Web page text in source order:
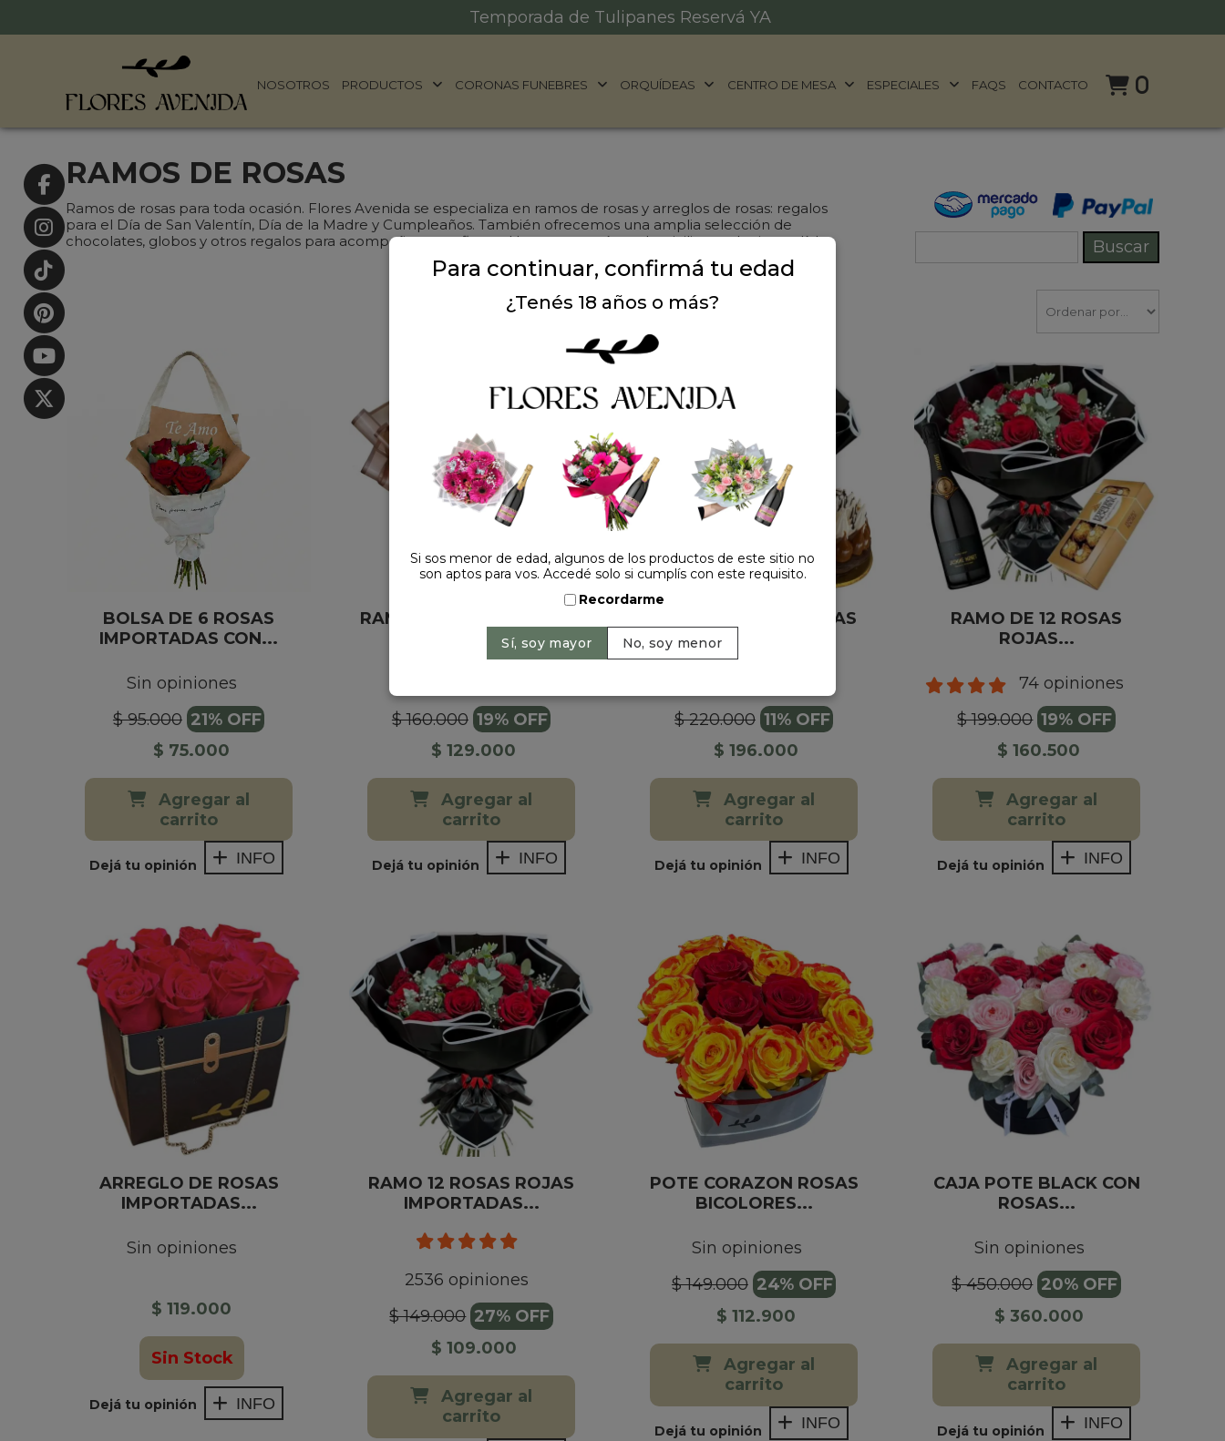
Temporada de Tulipanes Reservá YA
NOSOTROS PRODUCTOS CORONAS FUNEBRES ORQUÍDEAS CENTRO DE MESA ESPECIALES FAQS CONTACTO 0
RAMOS DE ROSAS
Ramos de rosas para toda ocasión. Flores Avenida se especializa en ramos de rosas y arreglos de rosas: regalos
para el Día de San Valentín, Día de la Madre y Cumpleaños. También ofrecemos una amplia selección de
chocolates, globos y otros regalos para acompañar a sus flores. ¡Hacemos envíos a domicilio en el mismo día!
BOLSA DE 6 ROSAS
IMPORTADAS CON...
Sin opiniones
$ 95.000 21% OFF
$ 75.000
Agregar al
carrito
Dejá tu opinión INFO
RAMO DE FLORES ROSAS
IMPORTADAS...
$ 160.000 19% OFF
$ 129.000
Agregar al
carrito
Dejá tu opinión INFO
RAMO 12 ROSAS ROJAS
IMPORTADAS...
$ 220.000 11% OFF
$ 196.000
Agregar al
carrito
Dejá tu opinión INFO
RAMO DE 12 ROSAS
ROJAS...
74 opiniones
$ 199.000 19% OFF
$ 160.500
Agregar al
carrito
Dejá tu opinión INFO
ARREGLO DE ROSAS
IMPORTADAS...
Sin opiniones
$ 119.000
Sin Stock
Dejá tu opinión INFO
RAMO 12 ROSAS ROJAS
IMPORTADAS...
2536 opiniones
$ 149.000 27% OFF
$ 109.000
Agregar al
carrito
POTE CORAZON ROSAS
BICOLORES...
Sin opiniones
$ 149.000 24% OFF
$ 112.900
Agregar al
carrito
Dejá tu opinión INFO
CAJA POTE BLACK CON
ROSAS...
Sin opiniones
$ 450.000 20% OFF
$ 360.000
Agregar al
carrito
Dejá tu opinión INFO
Para continuar, confirmá tu edad
¿Tenés 18 años o más?
Si sos menor de edad, algunos de los productos de este sitio no
son aptos para vos. Accedé solo si cumplís con este requisito.
Recordarme